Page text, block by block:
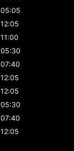
05:05
12:05
11:00
05:30
07:40
12:05
12:05
05:30
07:40
12:05